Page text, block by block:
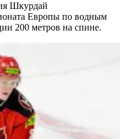
Шкурдай
Европы по водным
200 метров на спине.